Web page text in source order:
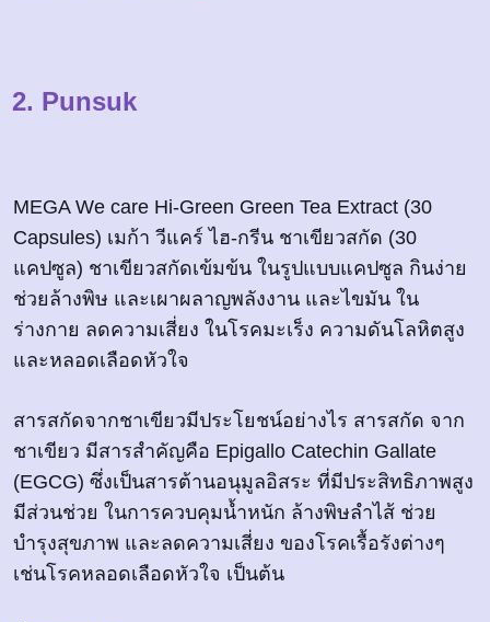
2. Punsuk
MEGA We care Hi-Green Green Tea Extract (30
Capsules) เมก้า วีแคร์ ไฮ-กรีน ชาเขียวสกัด (30
แคปซูล) ชาเขียวสกัดเข้มข้น ในรูปแบบแคปซูล กินง่าย
ช่วยล้างพิษ และเผาผลาญพลังงาน และไขมัน ใน
ร่างกาย ลดความเสี่ยง ในโรคมะเร็ง ความดันโลหิตสูง
และหลอดเลือดหัวใจ
สารสกัดจากชาเขียวมีประโยชน์อย่างไร สารสกัด จาก
ชาเขียว มีสารสำคัญคือ Epigallo Catechin Gallate
(EGCG) ซึ่งเป็นสารต้านอนุมูลอิสระ ที่มีประสิทธิภาพสูง
มีส่วนช่วย ในการควบคุมน้ำหนัก ล้างพิษลำไส้ ช่วย
บำรุงสุขภาพ และลดความเสี่ยง ของโรคเรื้อรังต่างๆ
เช่นโรคหลอดเลือดหัวใจ เป็นต้น